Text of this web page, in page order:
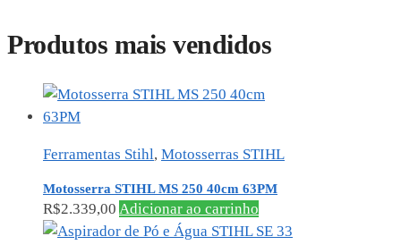
Produtos mais vendidos
Ferramentas Stihl, Motosserras STIHL
Motosserra STIHL MS 250 40cm 63PM
R$2.339,00 Adicionar ao carrinho